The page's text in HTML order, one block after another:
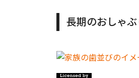
長期のおしゃ